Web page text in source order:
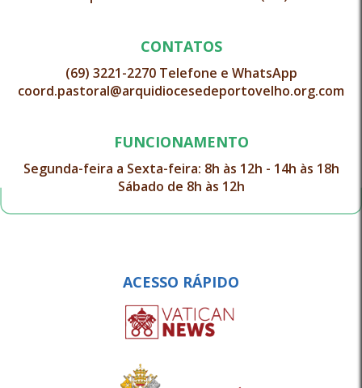
CONTATOS
(69) 3221-2270 Telefone e WhatsApp
coord.pastoral@arquidiocesedeportovelho.org.com
FUNCIONAMENTO
Segunda-feira a Sexta-feira: 8h às 12h - 14h às 18h
Sábado de 8h às 12h
ACESSO RÁPIDO